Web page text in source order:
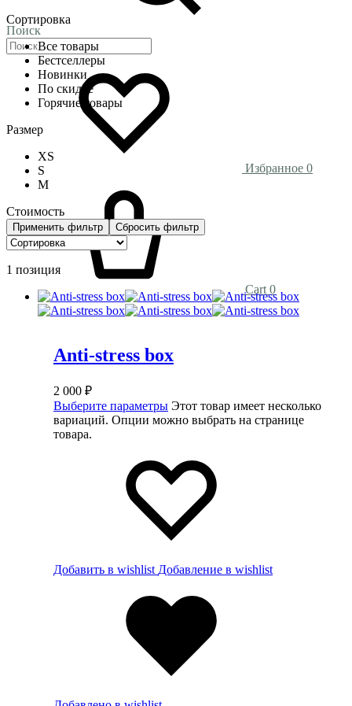
Поиск
Избранное 0
Cart 0
Сортировка
Все товары
Бестселлеры
Новинки
По скидке
Горячие товары
Размер
XS
S
M
Стоимость
Применить фильтр Сбросить фильтр
1 позиция
Anti-stress box
2 000 ₽
Выберите параметры Этот товар имеет несколько
вариаций. Опции можно выбрать на странице
товара.
Добавить в wishlist Добавление в wishlist